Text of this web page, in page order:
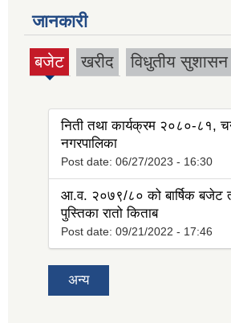
जानकारी
बजेट
(active
खरीद विधुतीय सुशासन
निती तथा कार्यक्रम २०८०-८१,
नगरपालिका
Post date: 06/27/2023 - 16:30
आ.व. २०७९/८० को बार्षिक बजेट
पुस्तिका रातो किताब
Post date: 09/21/2022 - 17:46
अन्य